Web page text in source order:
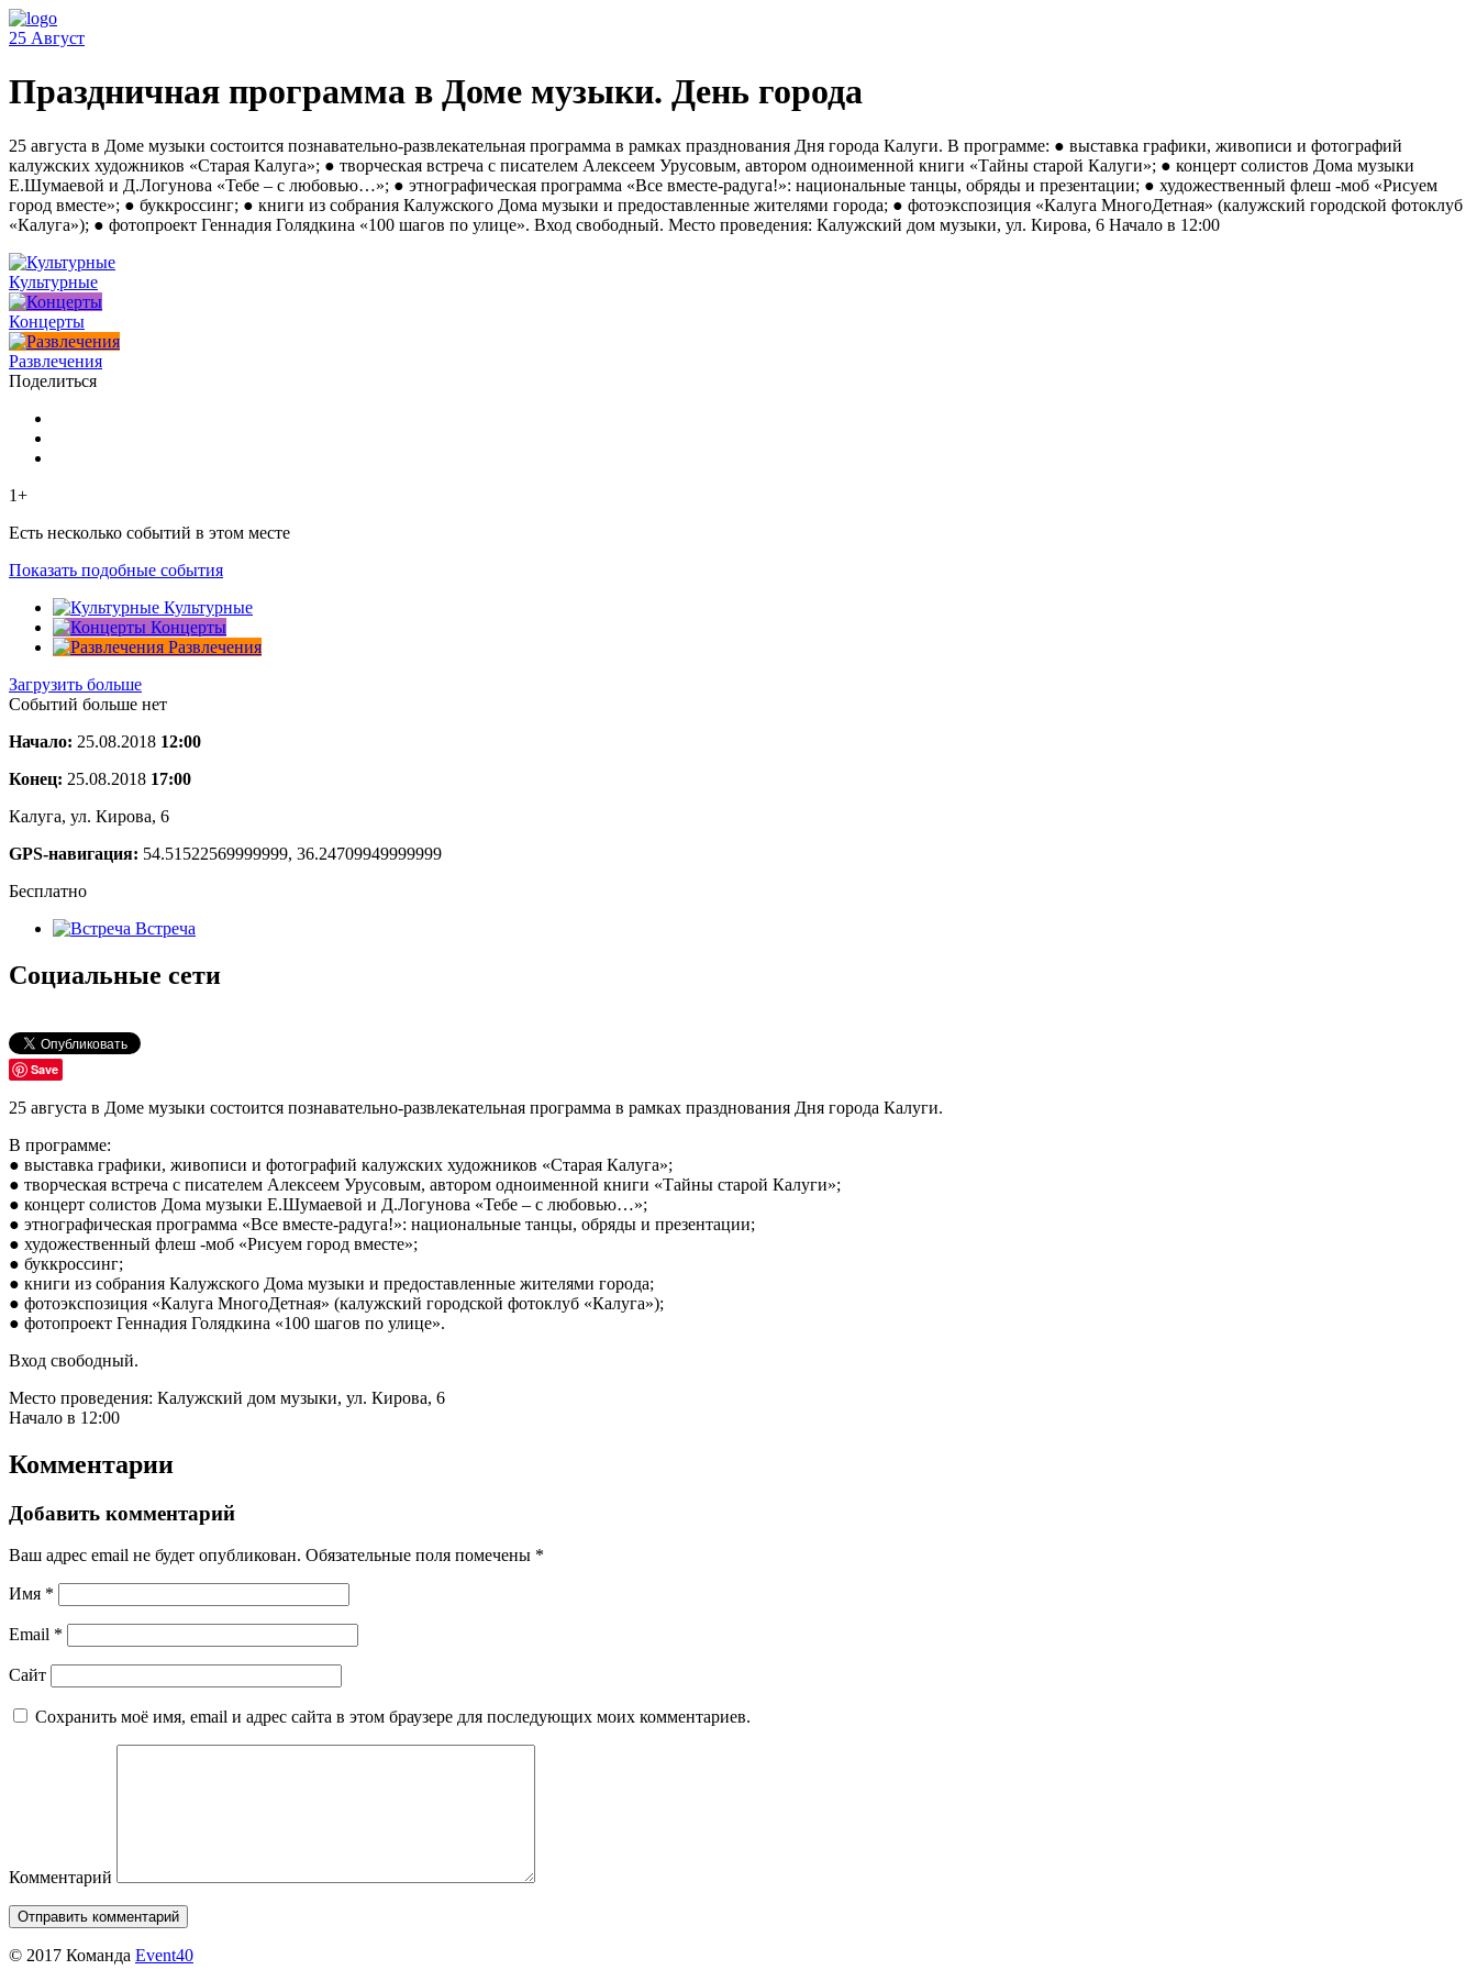
25 Август
Праздничная программа в Доме музыки. День города
25 августа в Доме музыки состоится познавательно-развлекательная программа в рамках празднования Дня города Калуги. В программе: ● выставка графики, живописи и фотографий
калужских художников «Старая Калуга»; ● творческая встреча с писателем Алексеем Урусовым, автором одноименной книги «Тайны старой Калуги»; ● концерт солистов Дома музыки
Е.Шумаевой и Д.Логунова «Тебе – с любовью…»; ● этнографическая программа «Все вместе-радуга!»: национальные танцы, обряды и презентации; ● художественный флеш -моб «Рисуем
город вместе»; ● буккроссинг; ● книги из собрания Калужского Дома музыки и предоставленные жителями города; ● фотоэкспозиция «Калуга МногоДетная» (калужский городской фотоклуб
«Калуга»); ● фотопроект Геннадия Голядкина «100 шагов по улице». Вход свободный. Место проведения: Калужский дом музыки, ул. Кирова, 6 Начало в 12:00
Культурные
Концерты
Развлечения
Поделиться
1+
Есть несколько событий в этом месте
Показать подобные события
Культурные
Концерты
Развлечения
Загрузить больше
Событий больше нет
Начало: 25.08.2018 12:00
Конец: 25.08.2018 17:00
Калуга, ул. Кирова, 6
GPS-навигация: 54.51522569999999, 36.24709949999999
Бесплатно
Встреча
Социальные сети
Save
25 августа в Доме музыки состоится познавательно-развлекательная программа в рамках празднования Дня города Калуги.
В программе:
● выставка графики, живописи и фотографий калужских художников «Старая Калуга»;
● творческая встреча с писателем Алексеем Урусовым, автором одноименной книги «Тайны старой Калуги»;
● концерт солистов Дома музыки Е.Шумаевой и Д.Логунова «Тебе – с любовью…»;
● этнографическая программа «Все вместе-радуга!»: национальные танцы, обряды и презентации;
● художественный флеш -моб «Рисуем город вместе»;
● буккроссинг;
● книги из собрания Калужского Дома музыки и предоставленные жителями города;
● фотоэкспозиция «Калуга МногоДетная» (калужский городской фотоклуб «Калуга»);
● фотопроект Геннадия Голядкина «100 шагов по улице».
Вход свободный.
Место проведения: Калужский дом музыки, ул. Кирова, 6
Начало в 12:00
Комментарии
Добавить комментарий
Ваш адрес email не будет опубликован. Обязательные поля помечены *
Имя *
Email *
Сайт
Сохранить моё имя, email и адрес сайта в этом браузере для последующих моих комментариев.
Комментарий
© 2017 Команда Event40